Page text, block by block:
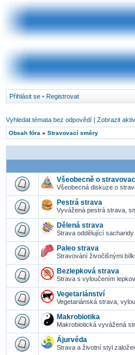
Přihlásit se • Registrovat
Vyhledat témata bez odpovědí | Zobrazit
Obsah fóra » Stravovací směry
Všeobecně o
Všeobecná diskuze o
Pestrá strava
Vyvážená pestrá strava,
Dělená strava
Strava oddělující sacharidy
Paleo strava
Stravování živočišnými
Bezlepková strava
Strava s vyloučením
Vegetariánství
Vegetariánská strava,
Makrobiotika
Makrobiotická vyvážená
Ájurvéda
Strava a životní styl